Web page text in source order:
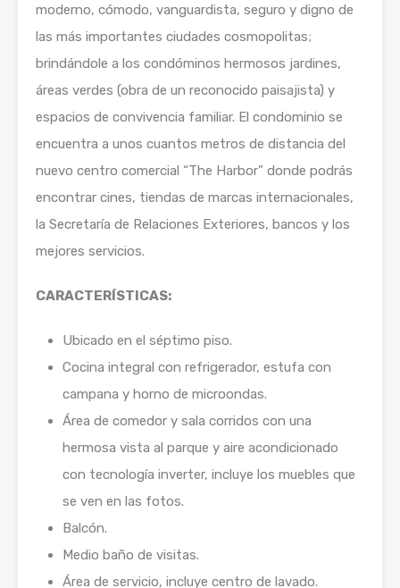
moderno, cómodo, vanguardista, seguro y digno de
las más importantes ciudades cosmopolitas;
brindándole a los condóminos hermosos jardines,
áreas verdes (obra de un reconocido paisajista) y
espacios de convivencia familiar. El condominio se
encuentra a unos cuantos metros de distancia del
nuevo centro comercial “The Harbor” donde podrás
encontrar cines, tiendas de marcas internacionales,
la Secretaría de Relaciones Exteriores, bancos y los
mejores servicios.
CARACTERÍSTICAS:
Ubicado en el séptimo piso.
Cocina integral con refrigerador, estufa con
campana y horno de microondas.
Área de comedor y sala corridos con una
hermosa vista al parque y aire acondicionado
con tecnología inverter, incluye los muebles que
se ven en las fotos.
Balcón.
Medio baño de visitas.
Área de servicio, incluye centro de lavado.